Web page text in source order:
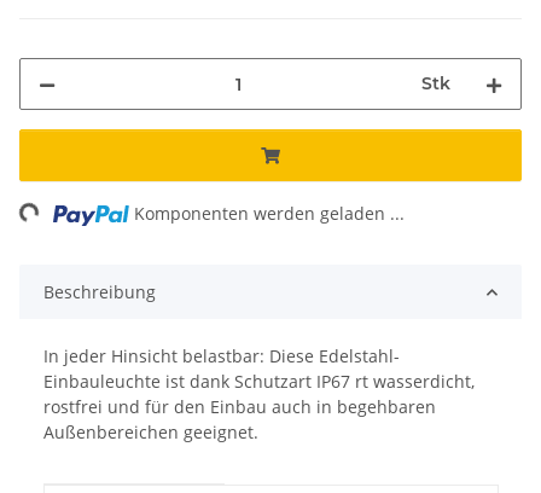
Stk
Komponenten werden geladen ...
Beschreibung
In jeder Hinsicht belastbar: Diese Edelstahl-
Einbauleuchte ist dank Schutzart IP67 rt wasserdicht,
rostfrei und für den Einbau auch in begehbaren
Außenbereichen geeignet.